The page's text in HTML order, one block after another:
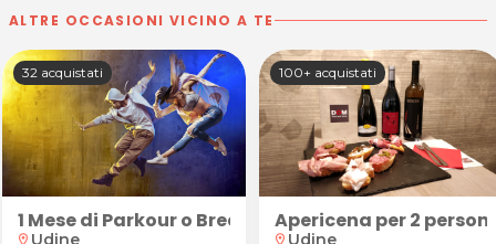
ALTRE OCCASIONI VICINO A TE
allo Studio Aralea di Udine
sportivi schiena, cervicale, spalle e arti
32 acquistati
1 Mese di Parkour o Breakdance
location_on Udine
100+ acquistati
Apericena per 2
location_on Udine